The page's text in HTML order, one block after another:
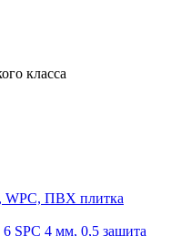
класса
WPC, ПВХ плитка
SPC 4 мм, 0,5 защита